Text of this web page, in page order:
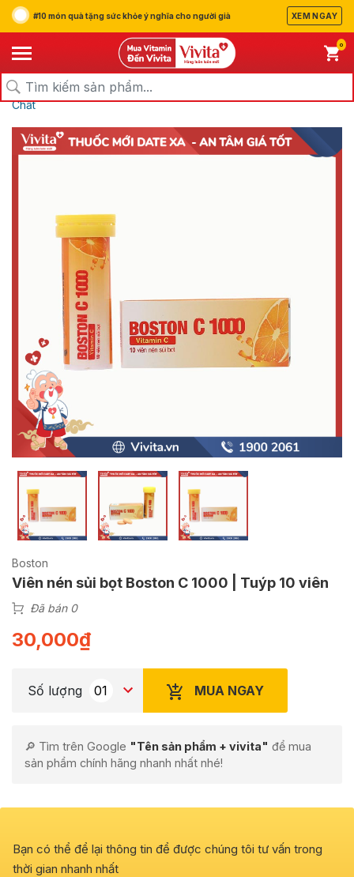
#10 món quà tặng sức khỏe ý nghĩa cho người già XEM NGAY
0
Trang chủ/Sản Phẩm/Thuốc
Chất
Boston
Viên nén sủi bọt Boston C 1000 | Tuýp 10 viên
Đã bán 0
30,000₫
Số lượng MUA NGAY
🔎 Tìm trên Google "Tên sản phẩm + vivita" để mua
sản phẩm chính hãng nhanh nhất nhé!
Bạn có thể để lại thông tin để được chúng tôi tư vấn trong
thời gian nhanh nhất